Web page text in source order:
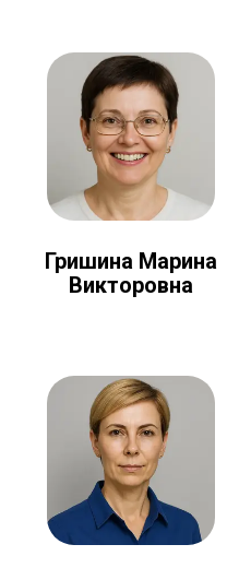
Гришина Марина
Викторовна